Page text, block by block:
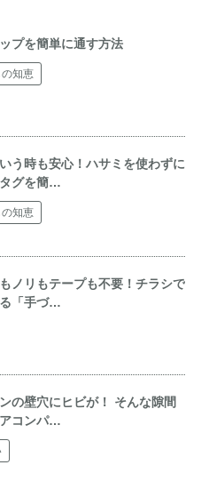
プを簡単に通す方法
知恵
う時も安心！ハサミを使わずに
グを簡…
知恵
ノリもテープも不要！チラシで
「手づ…
の壁穴にヒビが！ そんな隙間
コンパ…